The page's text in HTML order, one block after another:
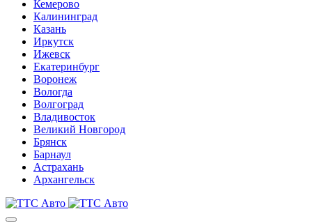
Кемерово
Калининград
Казань
Иркутск
Ижевск
Екатеринбург
Воронеж
Вологда
Волгоград
Владивосток
Великий Новгород
Брянск
Барнаул
Астрахань
Архангельск